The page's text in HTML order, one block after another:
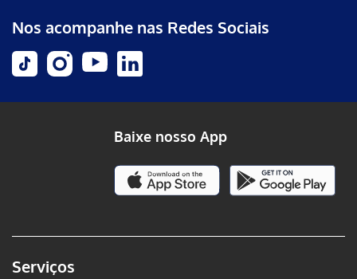
Nos acompanhe nas Redes Sociais
Serviços
Baixe nosso App